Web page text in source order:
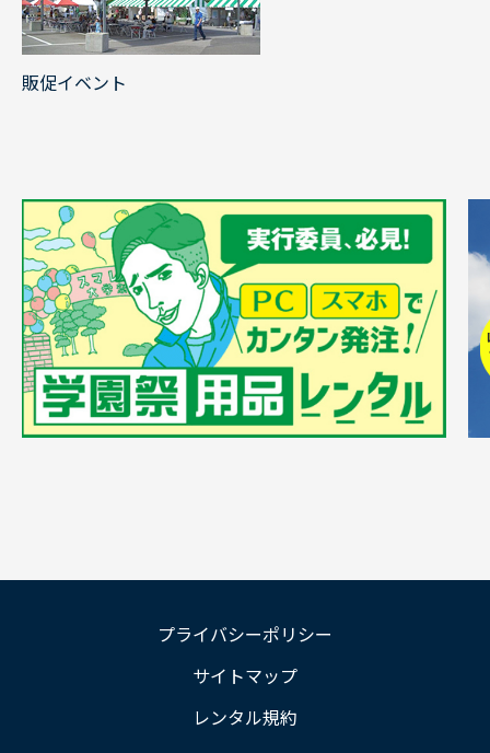
販促イベント
プライバシーポリシー
サイトマップ
レンタル規約